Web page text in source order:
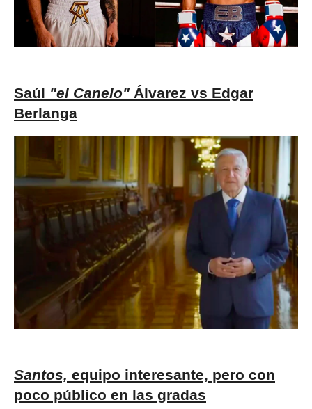
Saúl "el Canelo" Álvarez vs Edgar
Berlanga
Santos, equipo interesante, pero con
poco público en las gradas